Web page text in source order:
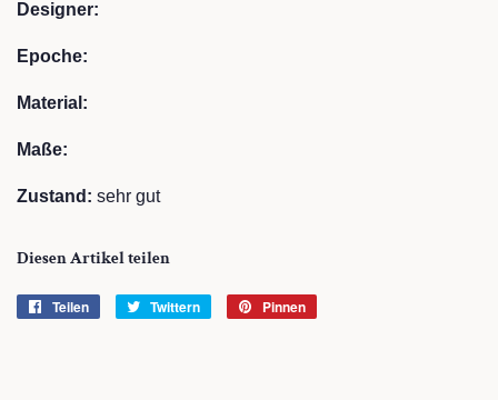
Designer:
Epoche:
Material:
Maße:
Zustand: sehr gut
Diesen Artikel teilen
Teilen Twittern Pinnen